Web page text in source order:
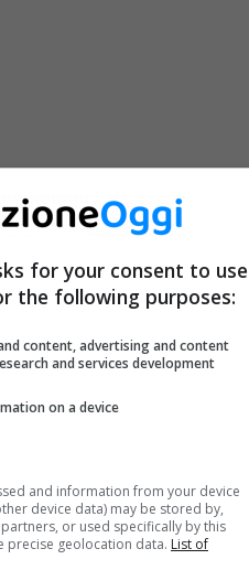
for your consent to use
the following purposes:
content, advertising and content
and services development
on a device
and information from your device
device data) may be stored by,
or used specifically by this
precise geolocation data. List of